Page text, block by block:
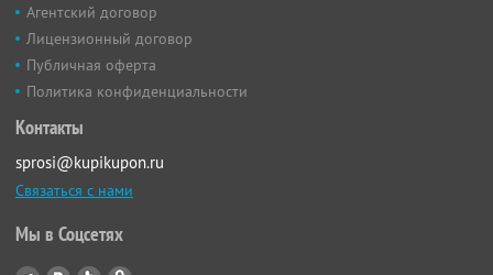
Агентский договор
Лицензионный договор
Публичная оферта
Политика конфиденциальности
Контакты
sprosi@kupikupon.ru
Связаться с нами
Мы в Соцсетях